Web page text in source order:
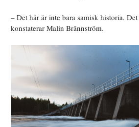
– Det här är inte bara samisk historia.
konstaterar Malin Brännström.